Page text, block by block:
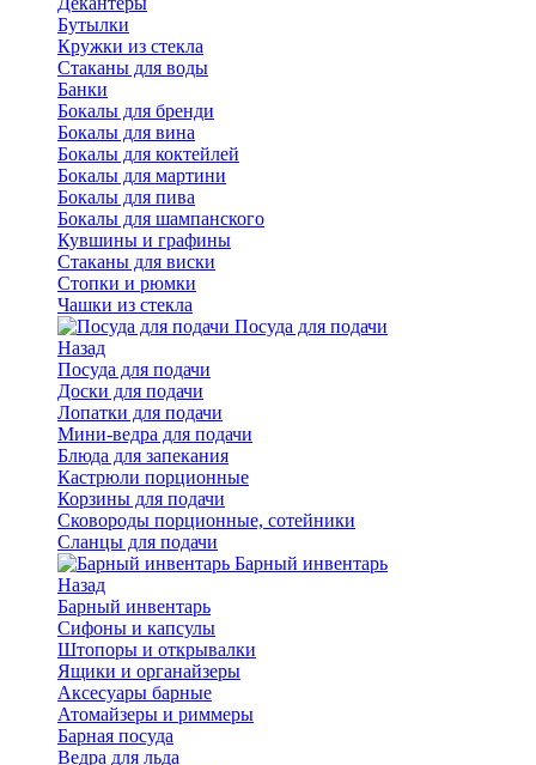
Бутылки
Кружки из стекла
Стаканы для воды
Банки
Бокалы для бренди
Бокалы для вина
Бокалы для коктейлей
Бокалы для мартини
Бокалы для пива
Бокалы для шампанского
Кувшины и графины
Стаканы для виски
Стопки и рюмки
Чашки из стекла
Посуда для подачи
Назад
Посуда для подачи
Доски для подачи
Лопатки для подачи
Мини-ведра для подачи
Блюда для запекания
Кастрюли порционные
Корзины для подачи
Сковороды порционные, сотейники
Сланцы для подачи
Барный инвентарь
Назад
Барный инвентарь
Сифоны и капсулы
Штопоры и открывалки
Ящики и органайзеры
Аксесуары барные
Атомайзеры и риммеры
Барная посуда
Ведра для льда